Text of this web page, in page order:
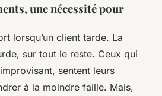
une nécessité pour
lorsqu’un client tarde. La
sur tout le reste. Ceux qui
sentent leurs
à la moindre faille. Mais,